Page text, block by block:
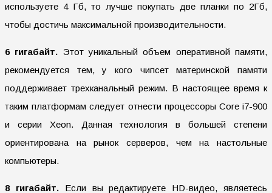
используете 4 Гб, то лучше покупать две планки по 2Гб,
чтобы достичь максимальной производительности.
6 гигабайт. Этот уникальный объем оперативной памяти,
рекомендуется тем, у кого чипсет материнской памяти
поддерживает трехканальный режим. В настоящее время к
таким платформам следует отнести процессоры Core i7-900
и серии Xeon. Данная технология в большей степени
ориентирована на рынок серверов, чем на настольные
компьютеры.
8 гигабайт.Если вы редактируете HD-видео, являетесь